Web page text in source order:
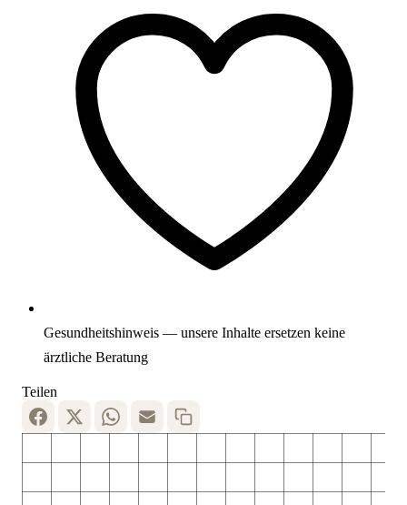
Gesundheitshinweis — unsere Inhalte ersetzen keine
ärztliche Beratung
Teilen